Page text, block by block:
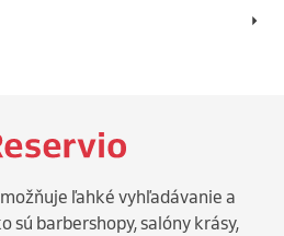
ľahké vyhľadávanie a
sú barbershopy, salóny krásy,